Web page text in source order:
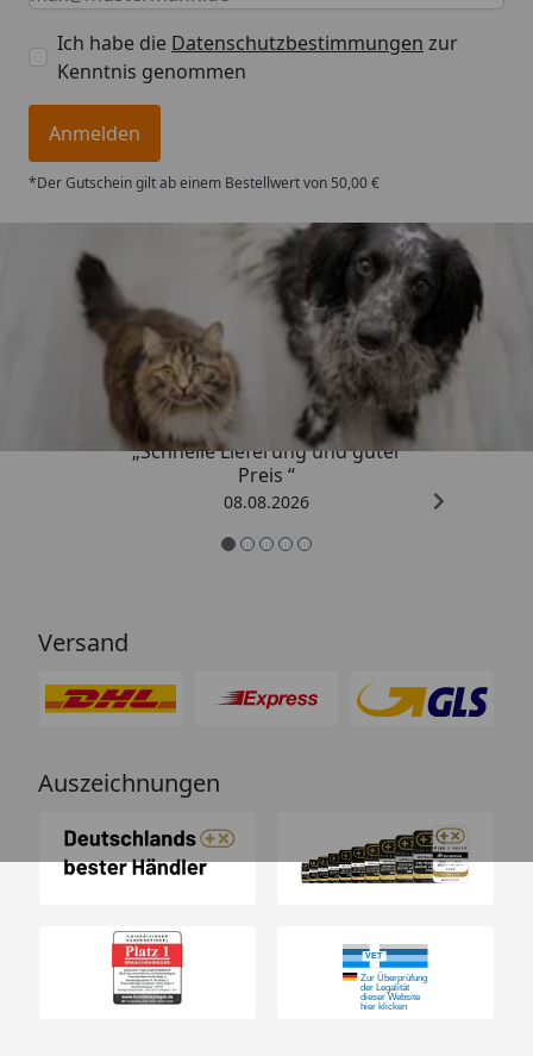
Ich habe die Datenschutzbestimmungen zur
Kenntnis genommen
Anmelden
*Der Gutschein gilt ab einem Bestellwert von 50,00 €
Trusted Shops
4,73/ 5
„Schnelle Lieferung und guter
Preis “
08.08.2026
Versand
Auszeichnungen